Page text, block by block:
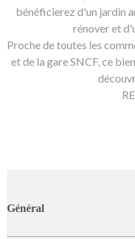
bénéficierez d'un jardin
rénover et
Proche de toutes les
et de la gare SNCF, ce
Général